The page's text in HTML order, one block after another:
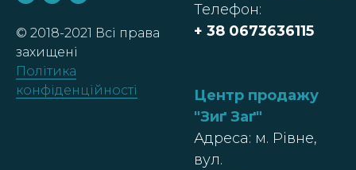
© 2018-2021 Всі права
захищені
Політика
конфіденційності
Телефон:
+ 38 0673636115
Центр продажу
"Зиґ Заґ"
Адреса: м. Рівне,
вул.